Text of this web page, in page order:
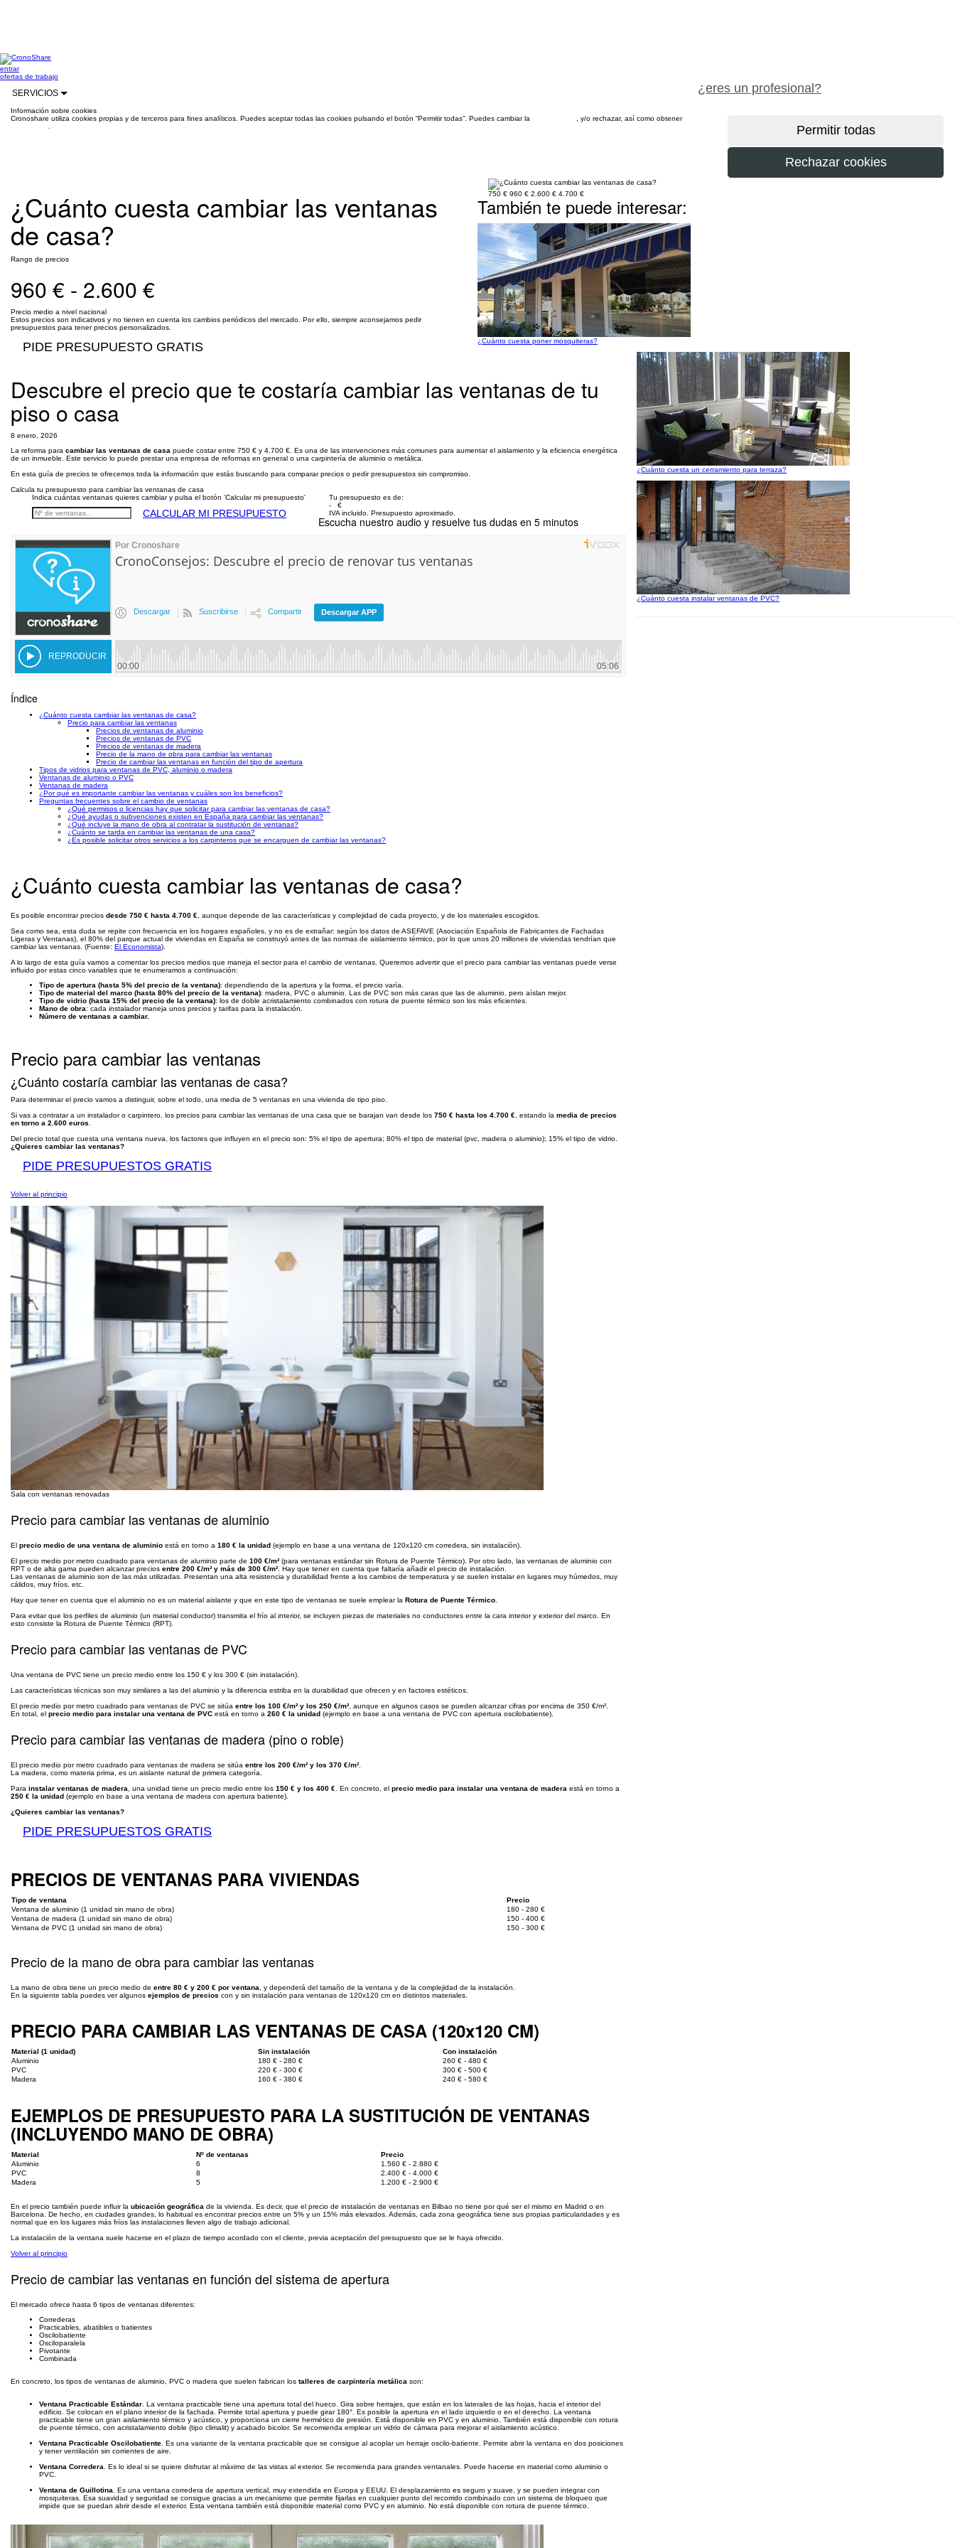
entrar
¿eres un profesional?
ofertas de trabajo
SERVICIOS
Información sobre cookies
Cronoshare utiliza cookies propias y de terceros para fines analíticos. Puedes aceptar todas las cookies pulsando el botón “Permitir todas”. Puedes cambiar la
, y/o rechazar, así como obtener
¿Cuánto cuesta cambiar las ventanas
de casa?
Rango de precios
960 € - 2.600 €
Precio medio a nivel nacional
Estos precios son indicativos y no tienen en cuenta los cambios periódicos del mercado. Por ello, siempre aconsejamos pedir
presupuestos para tener precios personalizados.
PIDE PRESUPUESTO GRATIS
750 € 960 € 2.600 € 4.700 €
Descubre el precio que te costaría cambiar las ventanas de tu
piso o casa
8 enero, 2026
La reforma para cambiar las ventanas de casa puede costar entre 750 € y 4.700 €. Es una de las intervenciones más comunes para aumentar el aislamiento y la eficiencia energética
de un inmueble. Este servicio lo puede prestar una empresa de reformas en general o una carpintería de aluminio o metálica.
En esta guía de precios te ofrecemos toda la información que estás buscando para comparar precios o pedir presupuestos sin compromiso.
Calcula tu presupuesto para cambiar las ventanas de casa
Indica cuántas ventanas quieres cambiar y pulsa el botón 'Calcular mi presupuesto'
CALCULAR MI PRESUPUESTO
Tu presupuesto es de:
- €
IVA incluido. Presupuesto aproximado.
Escucha nuestro audio y resuelve tus dudas en 5 minutos
Índice
¿Cuánto cuesta cambiar las ventanas de casa?
Precio para cambiar las ventanas
Precios de ventanas de aluminio
Precios de ventanas de PVC
Precios de ventanas de madera
Precio de la mano de obra para cambiar las ventanas
Precio de cambiar las ventanas en función del tipo de apertura
Tipos de vidrios para ventanas de PVC, aluminio o madera
Ventanas de aluminio o PVC
Ventanas de madera
¿Por qué es importante cambiar las ventanas y cuáles son los beneficios?
Preguntas frecuentes sobre el cambio de ventanas
¿Qué permisos o licencias hay que solicitar para cambiar las ventanas de casa?
¿Qué ayudas o subvenciones existen en España para cambiar las ventanas?
¿Qué incluye la mano de obra al contratar la sustitución de ventanas?
¿Cuánto se tarda en cambiar las ventanas de una casa?
¿Es posible solicitar otros servicios a los carpinteros que se encarguen de cambiar las ventanas?
¿Cuánto cuesta cambiar las ventanas de casa?
Es posible encontrar precios desde 750 € hasta 4.700 € , aunque depende de las características y complejidad de cada proyecto, y de los materiales escogidos.
Sea como sea, esta duda se repite con frecuencia en los hogares españoles, y no es de extrañar: según los datos de ASEFAVE (Asociación Española de Fabricantes de Fachadas
Ligeras y Ventanas), el 80% del parque actual de viviendas en España se construyó antes de las normas de aislamiento térmico, por lo que unos 20 millones de viviendas tendrían que
cambiar las ventanas. (Fuente: El Economista).
A lo largo de esta guía vamos a comentar los precios medios que maneja el sector para el cambio de ventanas. Queremos advertir que el precio para cambiar las ventanas puede verse
influido por estas cinco variables que te enumeramos a continuación:
Tipo de apertura (hasta 5% del precio de la ventana): dependiendo de la apertura y la forma, el precio varía.
Tipo de material del marco (hasta 80% del precio de la ventana): madera, PVC o aluminio. Las de PVC son más caras que las de aluminio, pero aíslan mejor.
Tipo de vidrio (hasta 15% del precio de la ventana): los de doble acristalamiento combinados con rotura de puente térmico son los más eficientes.
Mano de obra: cada instalador maneja unos precios y tarifas para la instalación.
Número de ventanas a cambiar.
Precio para cambiar las ventanas
¿Cuánto costaría cambiar las ventanas de casa?
Para determinar el precio vamos a distinguir, sobre el todo, una media de 5 ventanas en una vivienda de tipo piso.
Si vas a contratar a un instalador o carpintero, los precios para cambiar las ventanas de una casa que se barajan van desde los 750 € hasta los 4.700 € , estando la media de precios
en torno a 2.600 euros
Del precio total que cuesta una ventana nueva, los factores que influyen en el precio son: 5% el tipo de apertura; 80% el tipo de material (pvc, madera o aluminio); 15% el tipo de vidrio.
¿Quieres cambiar las ventanas?
PIDE PRESUPUESTOS GRATIS
Volver al principio
Sala con ventanas renovadas
Precio para cambiar las ventanas de aluminio
El precio medio de una ventana de aluminio está en torno a 180 € la unidad (ejemplo en base a una ventana de 120x120 cm corredera, sin instalación).
El precio medio por metro cuadrado para ventanas de aluminio parte de 100 €/m² (para ventanas estándar sin Rotura de Puente Térmico). Por otro lado, las ventanas de aluminio con
RPT o de alta gama pueden alcanzar precios entre 200 €/m² y más de 300 €/m² . Hay que tener en cuenta que faltaría añadir el precio de instalación.
Las ventanas de aluminio son de las más utilizadas. Presentan una alta resistencia y durabilidad frente a los cambios de temperatura y se suelen instalar en lugares muy húmedos, muy
cálidos, muy fríos, etc.
Hay que tener en cuenta que el aluminio no es un material aislante y que en este tipo de ventanas se suele emplear la Rotura de Puente Térmico
Para evitar que los perfiles de aluminio (un material conductor) transmita el frío al interior, se incluyen piezas de materiales no conductores entre la cara interior y exterior del marco. En
esto consiste la Rotura de Puente Térmico (RPT).
Precio para cambiar las ventanas de PVC
Una ventana de PVC tiene un precio medio entre los 150 € y los 300 € (sin instalación).
Las características técnicas son muy similares a las del aluminio y la diferencia estriba en la durabilidad que ofrecen y en factores estéticos.
El precio medio por metro cuadrado para ventanas de PVC se sitúa entre los 100 €/m² y los 250 €/m² , aunque en algunos casos se pueden alcanzar cifras por encima de 350 €/m².
En total, el precio medio para instalar una ventana de PVC está en torno a 260 € la unidad (ejemplo en base a una ventana de PVC con apertura oscilobatiente).
Precio para cambiar las ventanas de madera (pino o roble)
El precio medio por metro cuadrado para ventanas de madera se sitúa entre los 200 €/m² y los 370 €/m²
La madera, como materia prima, es un aislante natural de primera categoría.
Para instalar ventanas de madera , una unidad tiene un precio medio entre los 150 € y los 400 € . En concreto, el precio medio para instalar una ventana de madera está en torno a
250 € la unidad (ejemplo en base a una ventana de madera con apertura batiente).
¿Quieres cambiar las ventanas?
PIDE PRESUPUESTOS GRATIS
PRECIOS DE VENTANAS PARA VIVIENDAS
Tipo de ventana
Precio
Ventana de aluminio (1 unidad sin mano de obra)
180 - 280 €
Ventana de madera (1 unidad sin mano de obra)
150 - 400 €
Ventana de PVC (1 unidad sin mano de obra)
150 - 300 €
Precio de la mano de obra para cambiar las ventanas
La mano de obra tiene un precio medio de entre 80 € y 200 € por ventana , y dependerá del tamaño de la ventana y de la complejidad de la instalación.
En la siguiente tabla puedes ver algunos ejemplos de precios con y sin instalación para ventanas de 120x120 cm en distintos materiales.
PRECIO PARA CAMBIAR LAS VENTANAS DE CASA (120x120 CM)
Material (1 unidad) Sin instalación
Con instalación
Aluminio
180 € - 280 €
260 € - 480 €
PVC
220 € - 300 €
300 € - 500 €
Madera
160 € - 380 € 240 € - 580 €
EJEMPLOS DE PRESUPUESTO PARA LA SUSTITUCIÓN DE VENTANAS
(INCLUYENDO MANO DE OBRA)
Material Nº de ventanas
Precio
Aluminio
6
1.560 € - 2.880 €
PVC
8
2.400 € - 4.000 €
Madera
5 1.200 € - 2.900 €
En el precio también puede influir la ubicación geográfica de la vivienda. Es decir, que el precio de instalación de ventanas en Bilbao no tiene por qué ser el mismo en Madrid o en
Barcelona. De hecho, en ciudades grandes, lo habitual es encontrar precios entre un 5% y un 15% más elevados. Además, cada zona geográfica tiene sus propias particularidades y es
normal que en los lugares más fríos las instalaciones lleven algo de trabajo adicional.
La instalación de la ventana suele hacerse en el plazo de tiempo acordado con el cliente, previa aceptación del presupuesto que se le haya ofrecido.
Volver al principio
Precio de cambiar las ventanas en función del sistema de apertura
El mercado ofrece hasta 6 tipos de ventanas diferentes:
Correderas
Practicables, abatibles o batientes
Oscilobatiente
Osciloparalela
Pivotante
Combinada
En concreto, los tipos de ventanas de aluminio, PVC o madera que suelen fabrican los talleres de carpintería metálica son:
Ventana Practicable Estándar . La ventana practicable tiene una apertura total del hueco. Gira sobre herrajes, que están en los laterales de las hojas, hacia el interior del
edificio. Se colocan en el plano interior de la fachada. Permite total apertura y puede girar 180°. Es posible la apertura en el lado izquierdo o en el derecho. La ventana
practicable tiene un gran aislamiento térmico y acústico, y proporciona un cierre hermético de presión. Está disponible en PVC y en aluminio. También está disponible con rotura
de puente térmico, con acristalamiento doble (tipo climalit) y acabado bicolor. Se recomienda emplear un vidrio de cámara para mejorar el aislamiento acústico.
Ventana Practicable Oscilobatiente . Es una variante de la ventana practicable que se consigue al acoplar un herraje oscilo-batiente. Permite abrir la ventana en dos posiciones
y tener ventilación sin corrientes de aire.
Ventana Corredera . Es lo ideal si se quiere disfrutar al máximo de las vistas al exterior. Se recomienda para grandes ventanales. Puede hacerse en material como aluminio o
PVC.
Ventana de Guillotina . Es una ventana corredera de apertura vertical, muy extendida en Europa y EEUU. El desplazamiento es seguro y suave, y se pueden integrar con
mosquiteras. Esa suavidad y seguridad se consigue gracias a un mecanismo que permite fijarlas en cualquier punto del recorrido combinado con un sistema de bloqueo que
impide que se puedan abrir desde el exterior. Esta ventana también está disponible material como PVC y en aluminio. No está disponible con rotura de puente térmico.
También te puede interesar:
¿Cuánto cuesta poner mosquiteras?
¿Cuánto cuesta un cerramiento para terraza?
¿Cuánto cuesta instalar ventanas de PVC?